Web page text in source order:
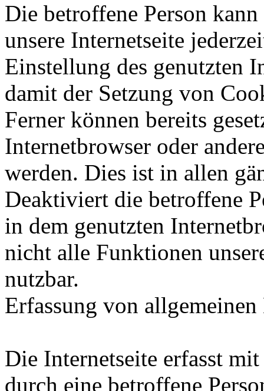
Die betroffene Person
unsere Internetseite
Einstellung des genutzten
damit der Setzung von
Ferner können bereits
Internetbrowser oder
werden. Dies ist in allen
Deaktiviert die betroffene
in dem genutzten
nicht alle Funktionen
nutzbar.
Erfassung von
Die Internetseite erfasst
durch eine betroffene